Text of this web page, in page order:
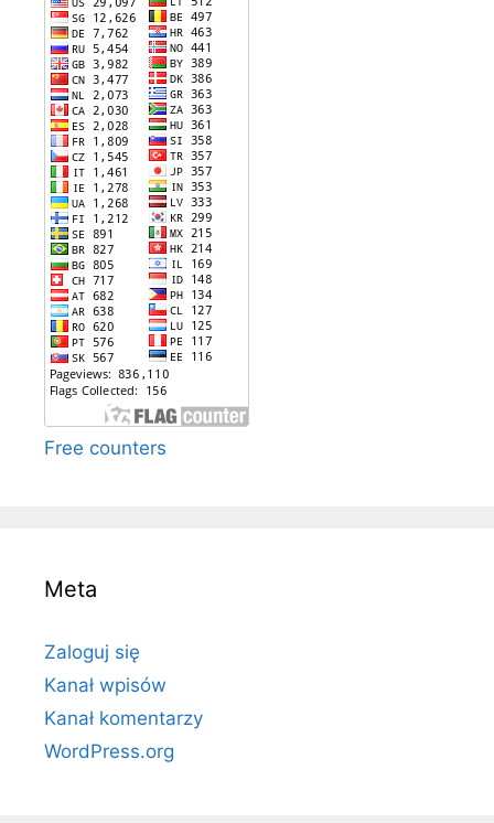
Free counters
Meta
Zaloguj się
Kanał wpisów
Kanał komentarzy
WordPress.org